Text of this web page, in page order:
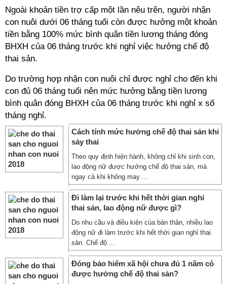
Ngoài khoản tiền trợ cấp một lần nêu trên, người nhận
con nuôi dưới 06 tháng tuổi còn được hưởng một khoản
tiền bằng 100% mức bình quân tiền lương tháng đóng
BHXH của 06 tháng trước khi nghỉ việc hưởng chế độ
thai sản.
Do trường hợp nhận con nuôi chỉ được nghỉ cho đến khi
con đủ 06 tháng tuổi nên mức hưởng bằng tiền lương
bình quân đóng BHXH của 06 tháng trước khi nghỉ x số
tháng nghỉ.
Cách tính mức hưởng chế độ thai sản khi
sảy thai
Theo quy định hiện hành, không chỉ khi sinh con,
lao động nữ được hưởng chế độ thai sản, mà
ngay cả khi không may ...
Đi làm lại trước khi hết thời gian nghỉ
thai sản, lao động nữ được gì?
Do nhu cầu và điều kiện của bản thân, nhiều lao
động nữ đi làm trước khi hết thời gian nghỉ thai
sản. Chế độ ...
Đóng bảo hiểm xã hội chưa đủ 1 năm có
được hưởng chế độ thai sản?